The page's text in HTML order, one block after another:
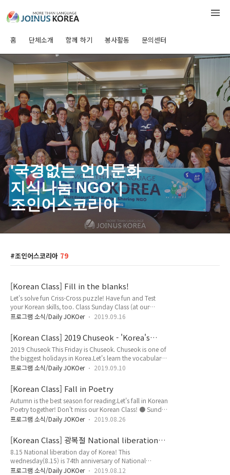
홈 단체소개 함께 하기 봉사활동 문의센터
'국경없는 언어문화
지식나눔 NGO' |
조인어스코리아
조인어스코리아 79
[Korean Class] Fill in the blanks!
Let's solve fun Criss-Cross puzzle! Have fun and Test
your Korean skills, too. Class Sunday Class (at our
office)https://j.mp/jk-korean 1:1 Class (any
Free Korean Level Testhttps://j.mp/jk-kotest3 Contact ●
Email: joinus@joinuskorea.org● Kakao ID:
joinuskorea● Facebook:
https://www.facebook.com/openkoreanclass/●
Whatsapp: http://wa.me/827078..
프로그램 소식/Daily JOKOer 2019.09.16
[Korean Class] 2019 Chuseok - 'Korea's
thanksgiving day'
2019 Chuseok This Friday is Chuseok. Chuseok is one of
the biggest holidays in Korea.Let's learn the vocabulary
related to traditional Korean holiday culture. Class
Class (any time/place/any level
preferred)https://j.mp/1to1korean Free Korean Level
Testhttps://j.mp/jk-kotest3 Contact● Email:
joinus@joinuskorea.org● Kakao ID: joinuskorea● Fac..
프로그램 소식/Daily JOKOer 2019.09.10
[Korean Class] Fall in Poetry
Autumn is the best season for reading.Let's fall in Korean
Poetry together! Don't miss our Korean Class! ● Sunday
class (at our office)http://j.mp/jk-korean ● 1:1 class
preferred)http://j.mp/1to1korean "다국어&다문화 지식공
유/교류 커뮤니티" 운영 IT NGOMULTILINGUAL
KNOWLEDGE EXCHANGE & SHARING COMMUNITY
JOINUSWORLD.ORG 조인어스코리아는 국내 최대 29개 ‘국경
없는 언어문화 지식교류활동가’(JOKOER)를 회원으로 하는
프로그램 소식/Daily JOKOer 2019.08.26
[Korean Class] 광복절 National liberation
day of Korea
8.15 National liberation day of Korea! This
wednesday(8.15) is 74th anniversary of National
liberation day of Korea.Celebrate the liberation from
프로그램 소식/Daily JOKOer 2019.08.12